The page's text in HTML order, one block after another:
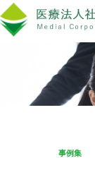
事例集